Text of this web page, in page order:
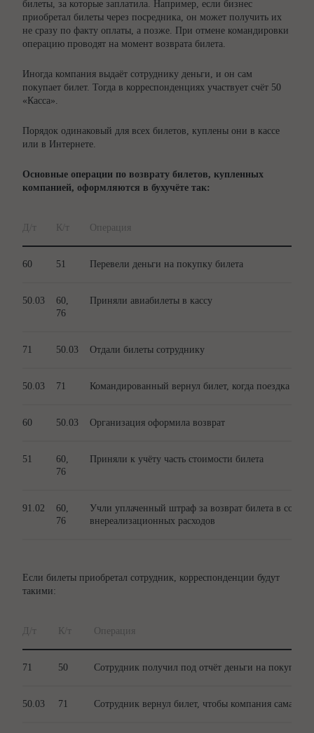
билеты, за которые заплатила. Например, если бизнес
приобретал билеты через посредника, он может получить их
не сразу по факту оплаты, а позже. При отмене командировки
операцию проводят на момент возврата билета.
Иногда компания выдаёт сотруднику деньги, и он сам
покупает билет. Тогда в корреспонденциях участвует счёт 50
«Касса».
Порядок одинаковый для всех билетов, куплены они в кассе
или в Интернете.
Основные операции по возврату билетов, купленных
компанией, оформляются в бухучёте так:
Д/т К/т Операция
60 51 Перевели деньги на покупку билета
50.03
60,
76
Приняли авиабилеты в кассу
71 50.03 Отдали билеты сотруднику
50.03 71 Командированный вернул билет, когда поездка не
60 50.03 Организация оформила возврат
51
60,
76
Приняли к учёту часть стоимости билета
91.02
60,
76
Учли уплаченный штраф за возврат билета в составе
внереализационных расходов
Если билеты приобретал сотрудник, корреспонденции будут
такими:
Д/т К/т Операция
71 50 Сотрудник получил под отчёт деньги на покупку
50.03 71 Сотрудник вернул билет, чтобы компания сама